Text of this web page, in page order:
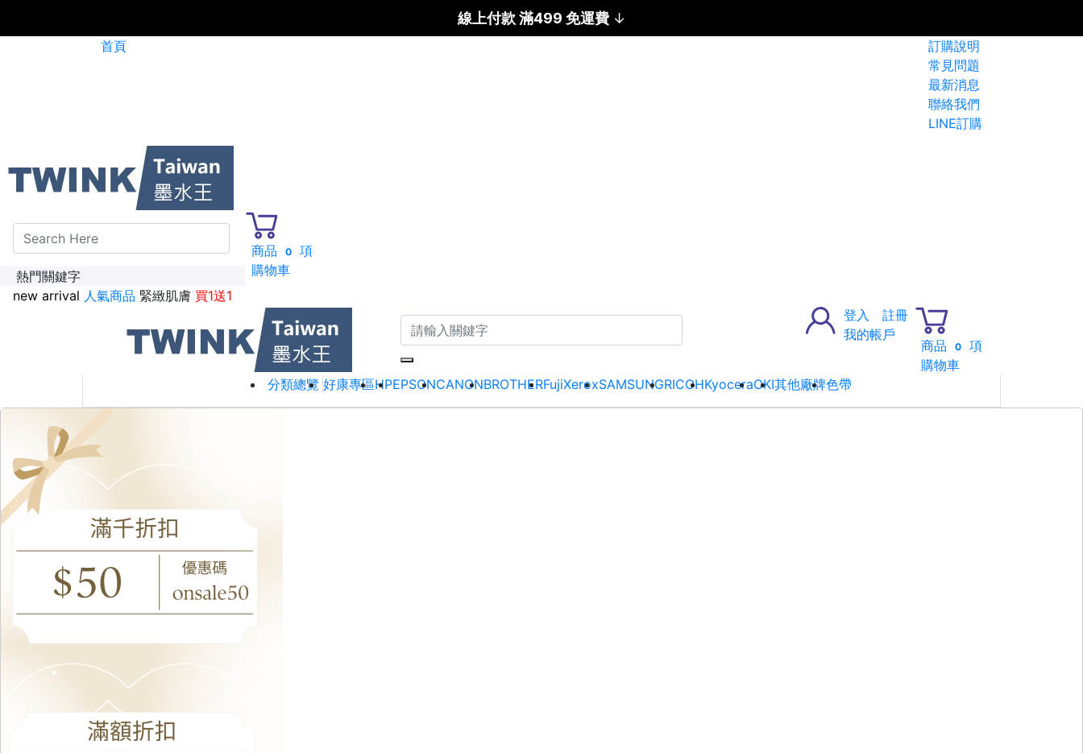
線上付款 滿499 免運費 ↓
首頁
碳粉匣全面特惠價
訂購說明
常見問題
最新消息
聯絡我們
LINE訂購
熱門關鍵字
new arrival 人氣商品 緊緻肌膚 買1送1
商品 0
項
購物車
登入
註冊
我的帳戶
商品 0
項
購物車
分類總覽 好康專區HPEPSONCANONBROTHERFujiXeroxSAMSUNGRICOHKyoceraOKI其他廠牌色帶